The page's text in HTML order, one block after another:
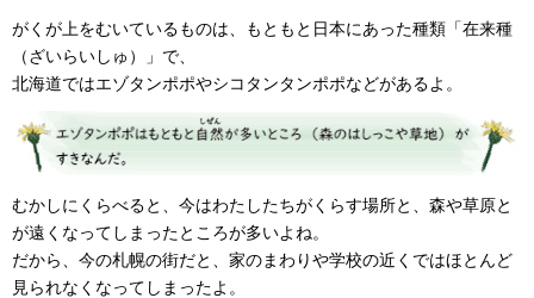
がくが上をむいているものは、もともと日本にあった種類「在来種
（ざいらいしゅ）」で、
北海道ではエゾタンポポやシコタンタンポポなどがあるよ。
むかしにくらべると、今はわたしたちがくらす場所と、森や草原と
が遠くなってしまったところが多いよね。
だから、今の札幌の街だと、家のまわりや学校の近くではほとんど
見られなくなってしまったよ。